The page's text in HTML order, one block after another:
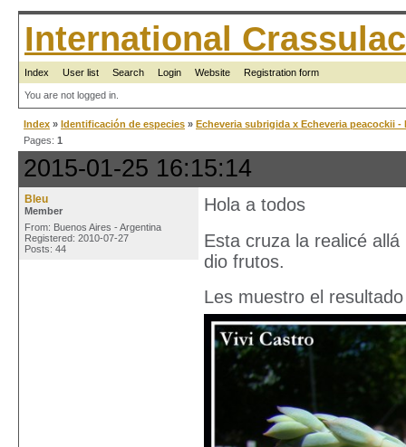
International
Index User list Search Login Website Registration form
You are not logged in.
Index » Identificación de especies » Echeveria subrigida x Echeveria peacockii -
Pages: 1
2015-01-25 16:15:14
Bleu
Member
From: Buenos Aires - Argentina
Registered: 2010-07-27
Posts: 44
Hola a todos
Esta cruza la realicé
dio frutos.
Les muestro el resultado